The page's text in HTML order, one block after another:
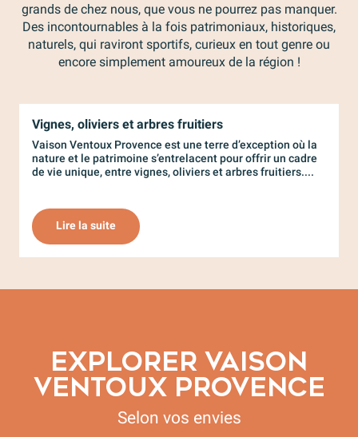
grands de chez nous, que vous ne pourrez pas manquer.
Des incontournables à la fois patrimoniaux, historiques,
naturels, qui raviront sportifs, curieux en tout genre ou
encore simplement amoureux de la région !
Vignes, oliviers et arbres fruitiers
Vaison Ventoux Provence est une terre d’exception où la
nature et le patrimoine s’entrelacent pour offrir un cadre
de vie unique, entre vignes, oliviers et arbres fruitiers....
Lire la suite
EXPLORER VAISON
VENTOUX PROVENCE
Selon vos envies